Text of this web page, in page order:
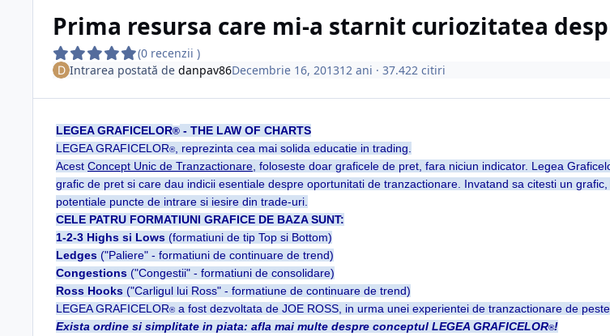
Prima resursa care mi-a starnit curiozitatea
(0 recenzii )
Intrarea postată de danpav86Decembrie 16, 201312 ani · 37.422 citiri
LEGEA GRAFICELOR® - THE LAW OF CHARTS
LEGEA GRAFICELOR®
, reprezinta cea mai solida educatie in trading.
Acest Concept Unic de Tranzactionare , foloseste doar graficele de pret, fara niciun indicator. Legea
grafic de pret si care dau indicii esentiale despre oportunitati de tranzactionare. Invatand sa citesti un
potentiale puncte de intrare si iesire din trade-uri.
CELE PATRU FORMATIUNI GRAFICE DE BAZA SUNT:
1-2-3 Highs si Lows (formatiuni de tip Top si Bottom)
Ledges ("Paliere" - formatiuni de continuare de trend)
Congestions ("Congestii" - formatiuni de consolidare)
Ross Hooks ("Carligul lui Ross" - formatiune de continuare de trend)
LEGEA GRAFICELOR® a fost dezvoltata de JOE ROSS, in urma unei experientei de tranzactionare de
Exista ordine si simplitate in piata: afla mai multe despre conceptul LEGEA GRAFICELOR®!